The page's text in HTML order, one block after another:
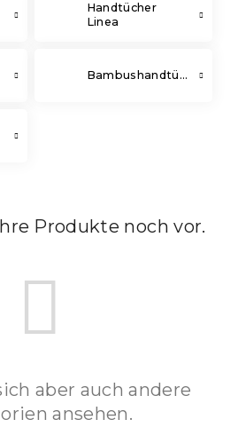
Handtücher
Linea
Bambushandtücher
Produkte noch vor.
aber auch andere
ansehen.